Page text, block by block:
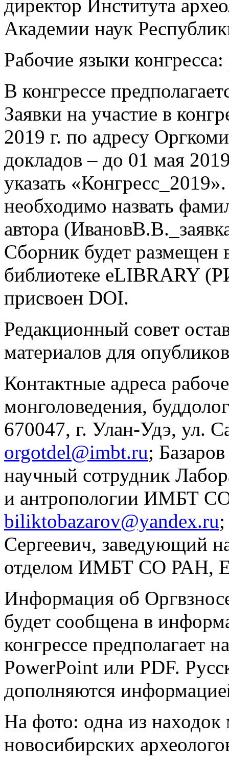
директор Института
Академии наук
Рабочие языки
В конгрессе
Заявки на участие в
2019 г. по адресу
докладов – до 01 мая
указать
необходимо назвать
автора
Сборник будет размещен
библиотеке eLIBRARY
присвоен DOI.
Редакционный совет
материалов для
Контактные адреса
монголоведения,
670047, г. Улан-Удэ, ул.
orgotdel@imbt.ru;
научный сотрудник
и антропологии ИМБТ
biliktobazarov@yandex.ru
Сергеевич, заведующий
отделом ИМБТ СО РАН,
Информация об
будет сообщена в
конгрессе предполагает
PowerPoint или PDF.
дополняются
На фото: одна из находок
новосибирских